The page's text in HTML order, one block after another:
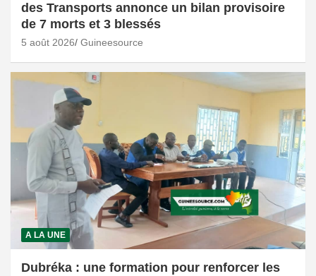
des Transports annonce un bilan provisoire
de 7 morts et 3 blessés
5 août 2026 Guineesource
A LA UNE
Dubréka : une formation pour renforcer les